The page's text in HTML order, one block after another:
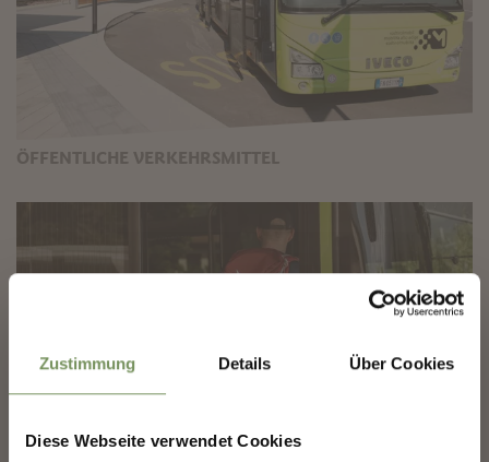
Zustimmung Details Über Cookies
Diese Webseite verwendet Cookies
ÖFFENTLICHE VERKEHRSMITTEL
✖